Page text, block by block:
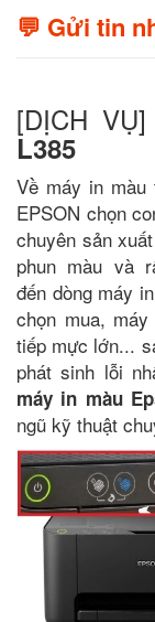
💬 Gửi tin
[DỊCH VỤ]
L385
Về máy in màu
EPSON chọn
chuyên sản
phun màu và
đến dòng máy
chọn mua,
tiếp mực lớn...
phát sinh lỗi
máy in màu
ngũ kỹ thuật